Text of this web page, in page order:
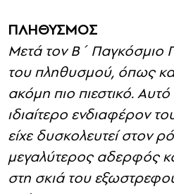
UNESCO.
ΠΛΗΘΥΣΜΟΣ
Μετά τον Β΄ Παγκόσμιο
του πληθυσμού, όπως
ακόμη πιο πιεστικό. Αυτό
ιδιαίτερο ενδιαφέρον
είχε δυσκολευτεί στον